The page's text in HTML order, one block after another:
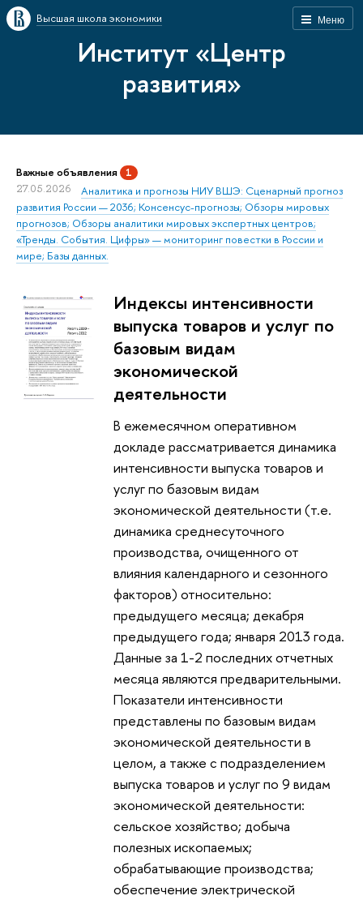
Меню
Высшая школа экономики
Институт «Центр
развития»
Важные объявления 1
27.05.2026
Аналитика и прогнозы НИУ ВШЭ: Сценарный прогноз
развития России — 2036; Консенсус-прогнозы; Обзоры мировых
прогнозов; Обзоры аналитики мировых экспертных центров;
«Тренды. События. Цифры» — мониторинг повестки в России и
мире; Базы данных.
Индексы интенсивности
выпуска товаров и услуг по
базовым видам
экономической
деятельности
В ежемесячном оперативном
докладе рассматривается динамика
интенсивности выпуска товаров и
услуг по базовым видам
экономической деятельности (т.е.
динамика среднесуточного
производства, очищенного от
влияния календарного и сезонного
факторов) относительно:
предыдущего месяца; декабря
предыдущего года; января 2013 года.
Данные за 1-2 последних отчетных
месяца являются предварительными.
Показатели интенсивности
представлены по базовым видам
экономической деятельности в
целом, а также с подразделением
выпуска товаров и услуг по 9 видам
экономической деятельности:
сельское хозяйство; добыча
полезных ископаемых;
обрабатывающие производства;
обеспечение электрической